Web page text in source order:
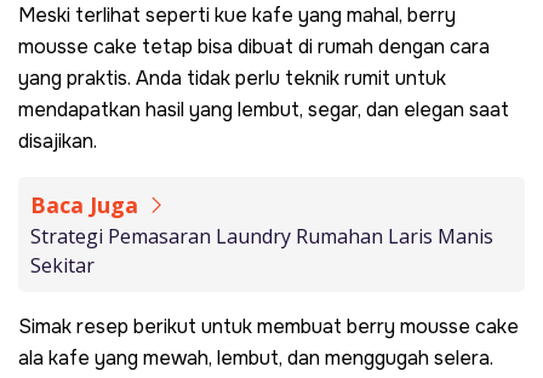
Meski terlihat seperti kue kafe yang mahal, berry
mousse cake tetap bisa dibuat di rumah dengan cara
yang praktis. Anda tidak perlu teknik rumit untuk
mendapatkan hasil yang lembut, segar, dan elegan saat
disajikan.
Baca Juga
Strategi Pemasaran Laundry Rumahan Laris Manis
Sekitar
Simak resep berikut untuk membuat berry mousse cake
ala kafe yang mewah, lembut, dan menggugah selera.